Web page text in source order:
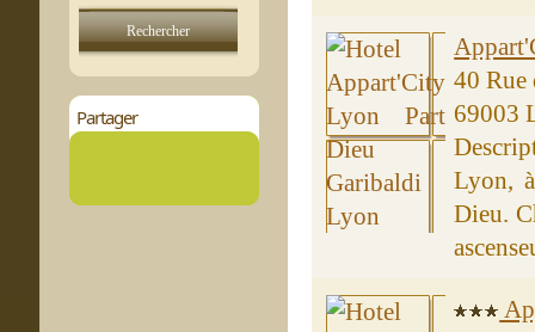
Partager
40 Rue
69003
Lyon,
Dieu.